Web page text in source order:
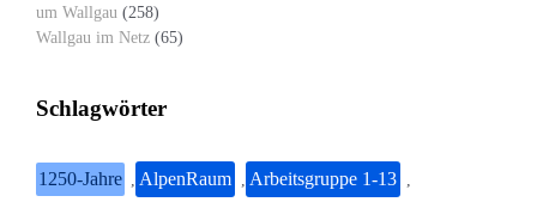
um Wallgau (258)
Wallgau im Netz (65)
Schlagwörter
1250-Jahre AlpenRaum Arbeitsgruppe 1-13